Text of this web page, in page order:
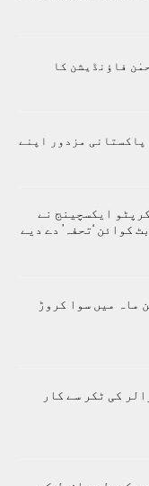
فاؤنڈیشن کا
پاکستانی مزدور اپنے
ایکسچینج نے
ماہ میں سوا کروڑ
کی ٹکر سے کار